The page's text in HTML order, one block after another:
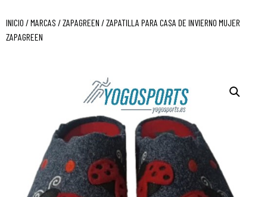
INICIO /MARCAS /ZAPAGREEN / ZAPATILLA PARA CASA DE INVIERNO MUJER
ZAPAGREEN